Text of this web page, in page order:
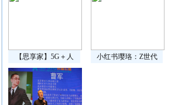
【思享家】5G＋人 小红书璎珞：Z世代